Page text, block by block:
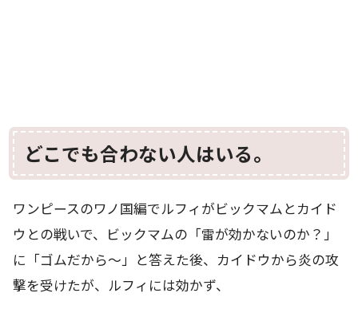
どこでも合わない人はいる。
ワンピースのワノ国編でルフィがビックマムとカイド
ウとの戦いで、ビックマムの「雷が効かないのか？」
に「ゴムだから～」と答えた後、カイドウから炎の攻
撃を受けたが、ルフィには効かず、